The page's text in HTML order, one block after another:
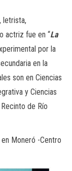
letrista,
actriz fue en “La
por la
en la
son en Ciencias
y Ciencias
de Río
Moneró -Centro